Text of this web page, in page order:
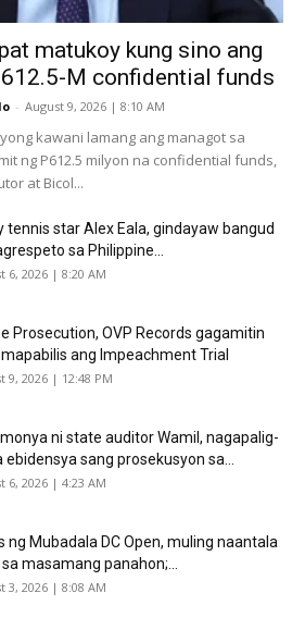
matukoy kung sino ang
M confidential funds
- August 9, 2026 | 8:10 AM
kawani lamang ang managot sa
ng P612.5 milyon na confidential funds,
at Bicol...
tennis star Alex Eala, gindayaw bangud
sa Philippine...
6, 2026 | 8:20 AM
Prosecution, OVP Records gagamitin
ang Impeachment Trial
9, 2026 | 12:48 PM
ni state auditor Wamil, nagapalig-
ebidensya sang prosekusyon sa...
6, 2026 | 4:23 AM
ng Mubadala DC Open, muling naantala
masamang panahon;...
3, 2026 | 8:08 AM